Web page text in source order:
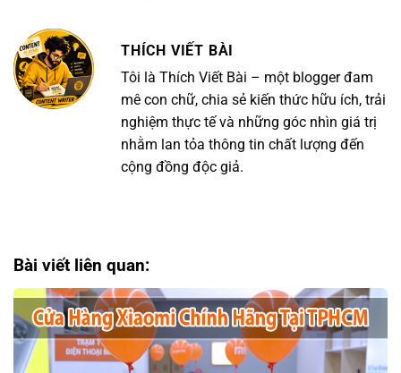
THÍCH VIẾT BÀI
Tôi là Thích Viết Bài – một blogger đam
mê con chữ, chia sẻ kiến thức hữu ích, trải
nghiệm thực tế và những góc nhìn giá trị
nhằm lan tỏa thông tin chất lượng đến
cộng đồng độc giả.
Bài viết liên quan: